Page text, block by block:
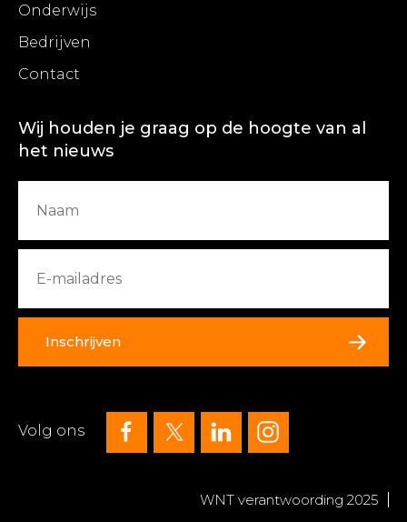
Onderwijs
Bedrijven
Contact
Wij houden je graag op de hoogte van al
het nieuws
Inschrijven
Volg ons
WNT verantwoording 2025